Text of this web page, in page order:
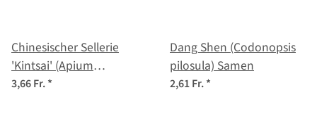
Chinesischer Sellerie
'Kintsai' (Apium
graveolens) Samen
3,66 Fr.*
Dang Shen (Codonopsis
pilosula) Samen
2,61 Fr.*